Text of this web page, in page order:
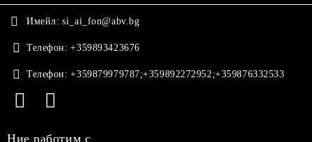
Имейл: si_ai_fon@abv.bg
Телефон: +359893423676
Телефон: +359879979787;+359892272952;+359876332533
Ние работим с